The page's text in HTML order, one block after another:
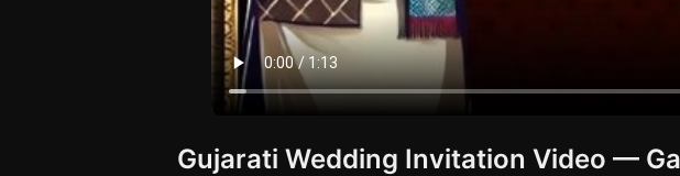
Gujarati Wedding Invitation Video —